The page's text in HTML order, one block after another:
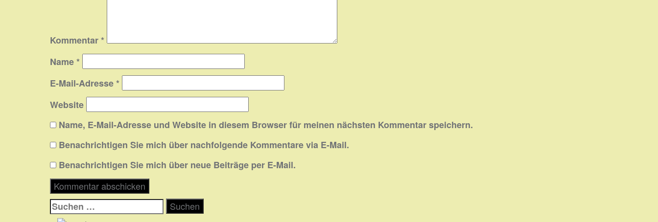
Kommentar*
Name*
E-Mail-Adresse*
Website
Name, E-Mail-Adresse und Website in diesem Browser für meinen nächsten Kommentar speichern.
Benachrichtigen Sie mich über nachfolgende Kommentare via E-Mail.
Benachrichtigen Sie mich über neue Beiträge per E-Mail.
Suchen
nach: